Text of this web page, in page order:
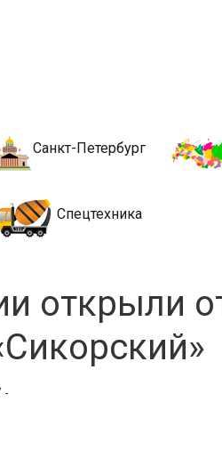
Санкт-Петербург
Спецтехника
открыли
-